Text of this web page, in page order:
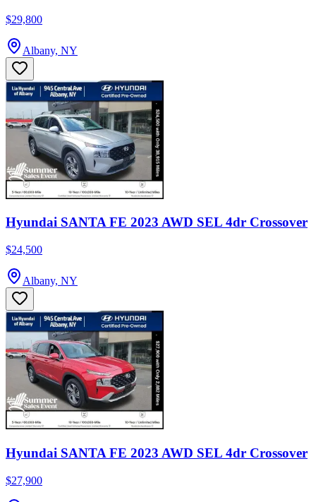
$29,800
Albany, NY
Hyundai SANTA FE 2023 AWD SEL 4dr Crossover
$24,500
Albany, NY
Hyundai SANTA FE 2023 AWD SEL 4dr Crossover
$27,900